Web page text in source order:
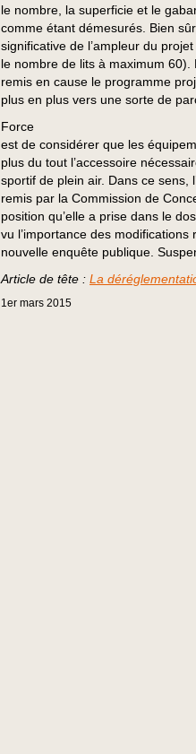
le nombre, la superficie et le
comme étant démesurés. Bien
significative de l’ampleur du
le nombre de lits à maximum 60).
remis en cause le programme
plus en plus vers une sorte de
Force
est de considérer que les
plus du tout l’accessoire
sportif de plein air. Dans ce sens,
remis par la Commission de
position qu’elle a prise dans le
vu l’importance des
nouvelle enquête publique.
Article de tête : La
1er mars 2015